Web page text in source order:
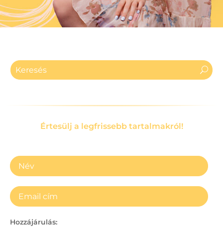
Értesülj a legfrissebb tartalmakról!
Hozzájárulás: